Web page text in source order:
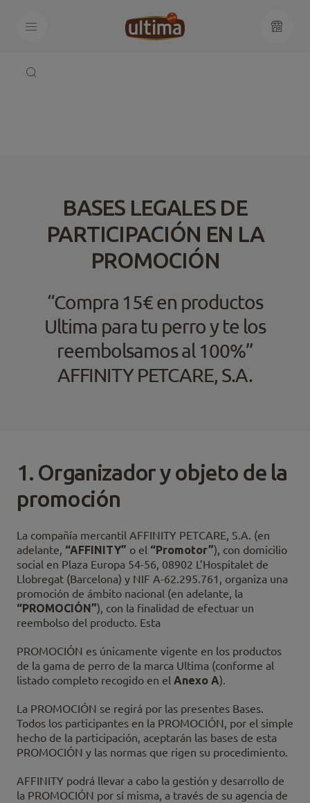
BASES LEGALES DE
PARTICIPACIÓN EN LA
PROMOCIÓN
“Compra 15€ en productos
Ultima para tu perro y te los
reembolsamos al 100%”
AFFINITY PETCARE, S.A.
1. Organizador y objeto de la
promoción
La compañía mercantil AFFINITY PETCARE, S.A. (en
adelante, “AFFINITY” o el “Promotor”), con domicilio
social en Plaza Europa 54-56, 08902 L’Hospitalet de
Llobregat (Barcelona) y NIF A-62.295.761, organiza una
promoción de ámbito nacional (en adelante, la
“PROMOCIÓN”), con la finalidad de efectuar un
reembolso del producto. Esta
PROMOCIÓN es únicamente vigente en los productos
de la gama de perro de la marca Ultima (conforme al
listado completo recogido en el Anexo A).
La PROMOCIÓN se regirá por las presentes Bases.
Todos los participantes en la PROMOCIÓN, por el simple
hecho de la participación, aceptarán las bases de esta
PROMOCIÓN y las normas que rigen su procedimiento.
AFFINITY podrá llevar a cabo la gestión y desarrollo de
la PROMOCIÓN por sí misma, a través de su agencia de